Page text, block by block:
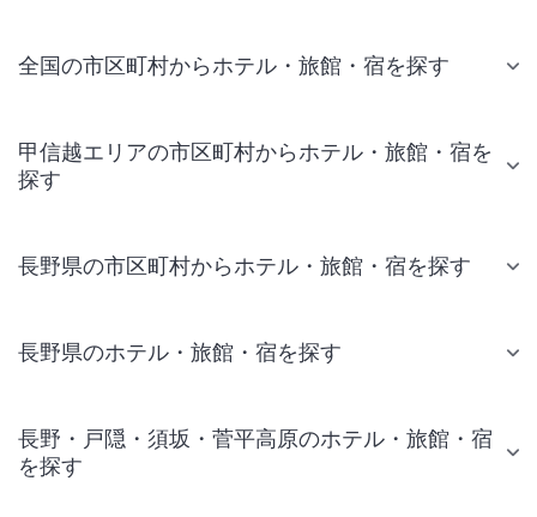
全国の市区町村からホテル・旅館・宿を探す
甲信越エリアの市区町村からホテル・旅館・宿を
探す
長野県の市区町村からホテル・旅館・宿を探す
長野県のホテル・旅館・宿を探す
長野・戸隠・須坂・菅平高原のホテル・旅館・宿
を探す